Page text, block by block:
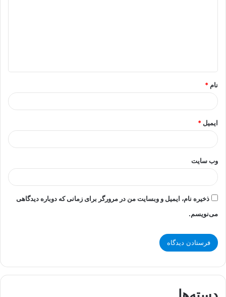
*
نام *
ایمیل *
وب‌ سایت
ذخیره نام، ایمیل و وبسایت من در مرورگر برای زمانی که دوباره دیدگاهی
می‌نویسم.